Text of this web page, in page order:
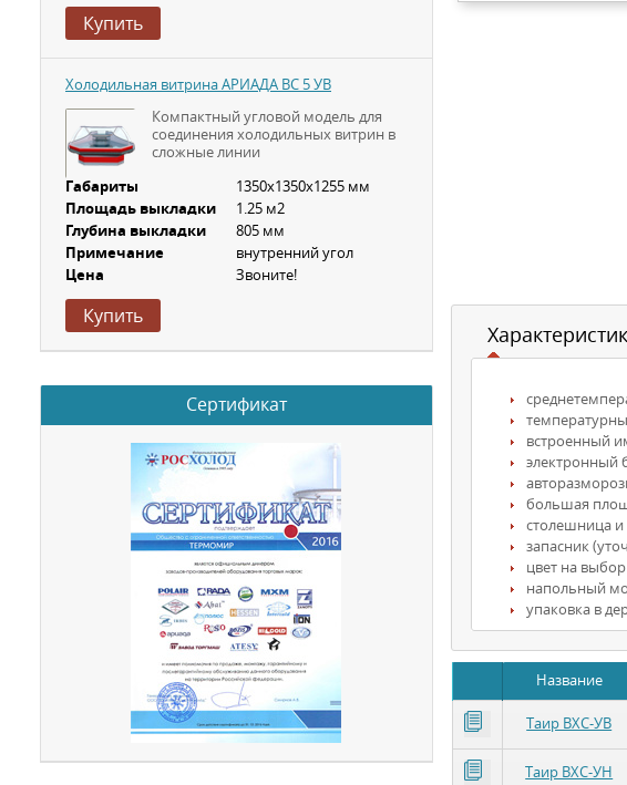
встроенный
электронный
большая
столешница
запасник
цвет на выбор
напольный
упаковка в
Название
Таир ВХС-УВ
Таир ВХС-УН
Купить
Холодильная витрина АРИАДА ВС 5 УВ
Компактный угловой модель для
соединения холодильных витрин в
сложные линии
Габариты 1350х1350х1255 мм
Площадь выкладки 1.25 м2
Глубина выкладки 805 мм
Примечание внутренний угол
Цена Звоните!
Купить
Сертификат